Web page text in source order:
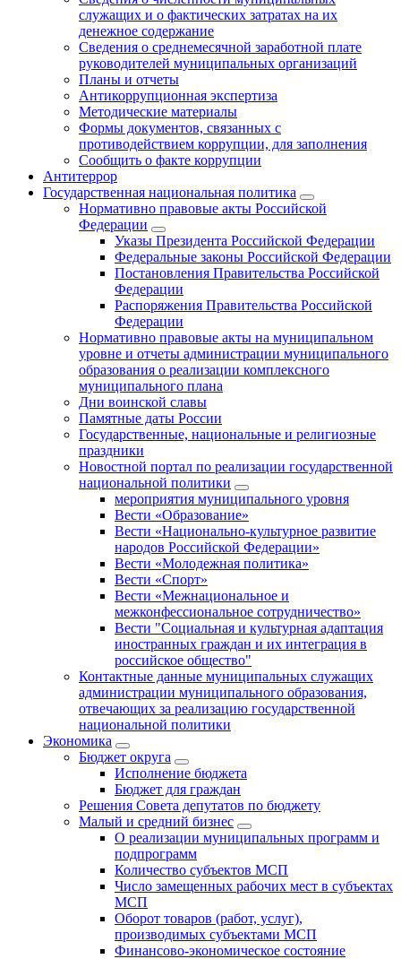
служащих и о фактических затратах на их
денежное содержание
Сведения о среднемесячной заработной плате
руководителей муниципальных организаций
Планы и отчеты
Антикоррупционная экспертиза
Методические материалы
Формы документов, связанных с
противодействием коррупции, для заполнения
Сообщить о факте коррупции
Антитеррор
Государственная национальная политика
Нормативно правовые акты Российской
Федерации
Указы Президента Российской Федерации
Федеральные законы Российской Федерации
Постановления Правительства Российской
Федерации
Распоряжения Правительства Российской
Федерации
Нормативно правовые акты на муниципальном
уровне и отчеты администрации муниципального
образования о реализации комплексного
муниципального плана
Дни воинской славы
Памятные даты России
Государственные, национальные и религиозные
праздники
Новостной портал по реализации государственной
национальной политики
мероприятия муниципального уровня
Вести «Образование»
Вести «Национально-культурное развитие
народов Российской Федерации»
Вести «Молодежная политика»
Вести «Спорт»
Вести «Межнациональное и
межконфессиональное сотрудничество»
Вести "Социальная и культурная адаптация
иностранных граждан и их интеграция в
российское общество"
Контактные данные муниципальных служащих
администрации муниципального образования,
отвечающих за реализацию государственной
национальной политики
Экономика
Бюджет округa
Исполнение бюджета
Бюджет для граждан
Решения Совета депутатов по бюджету
Малый и средний бизнес
О реализации муниципальных программ и
подпрограмм
Количество субъектов МСП
Число замещенных рабочих мест в субъектах
МСП
Оборот товаров (работ, услуг),
производимых субъектами МСП
Финансово-экономическое состояние